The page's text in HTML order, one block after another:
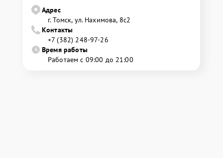
Адрес
г. Томск, ул. Нахимова, 8с2
Контакты
+7 (382) 248-97-26
Время работы
Работаем с 09:00 до 21:00